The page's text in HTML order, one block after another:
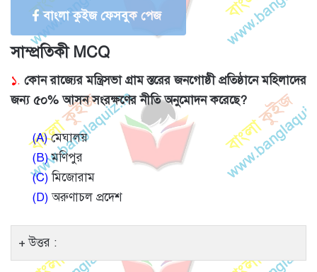
বাংলা কুইজ ফেসবুক পেজ
সাম্প্রতিকী MCQ
১. কোন রাজ্যের মন্ত্রিসভা গ্রাম স্তরের জনগোষ্ঠী প্রতিষ্ঠানে মহিলাদের
জন্য ৫০% আসন সংরক্ষণের নীতি অনুমোদন করেছে?
(A)মেঘালয়
(B)মণিপুর
(C)মিজোরাম
(D)অরুণাচল প্রদেশ
উত্তর :